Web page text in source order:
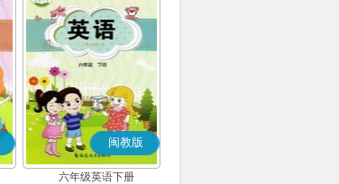
闽教版
六年级英语下册